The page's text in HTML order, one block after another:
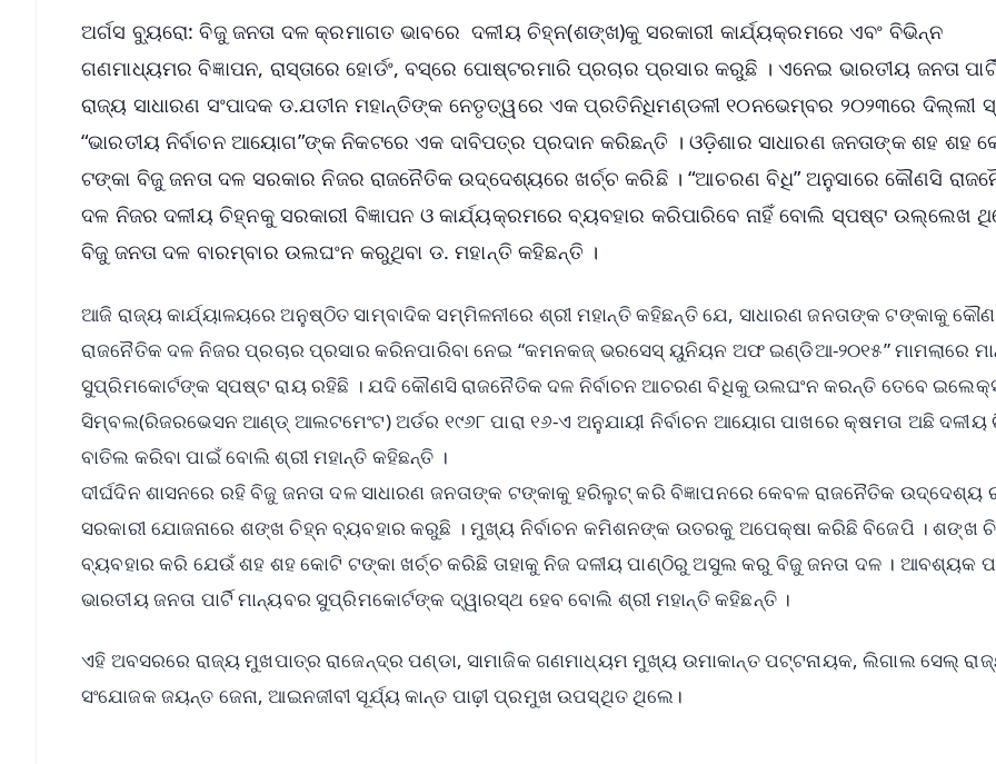
ଅର୍ଗସ ବ୍ୟୁରୋ: ବିଜୁ ଜନତା ଦଳ କ୍ରମାଗତ ଭାବରେ ଦଳୀୟ ଚିହ୍ନ(ଶଙ୍ଖ)କୁ ସରକାରୀ କାର୍ଯ୍ୟକ୍ରମରେ ଏବଂ ବିଭିନ୍ନ
ଗଣମାଧ୍ୟମର ବିଜ୍ଞାପନ, ରାସ୍ତାରେ ହୋର୍ଡଂ, ବସ୍‌ରେ ପୋଷ୍ଟରମାରି ପ୍ରଚାର ପ୍ରସାର କରୁଛି । ଏନେଇ ଭାରତୀୟ ଜନତା
ରାଜ୍ୟ ସାଧାରଣ ସଂପାଦକ ଡ.ଯତୀନ ମହାନ୍ତିଙ୍କ ନେତୃତ୍ୱରେ ଏକ ପ୍ରତିନିଧିମଣ୍ଡଳୀ ୧୦ନଭେମ୍ବର ୨୦୨୩ରେ ଦିଲ୍ଲୀ
“ଭାରତୀୟ ନିର୍ବାଚନ ଆୟୋଗ”ଙ୍କ ନିକଟରେ ଏକ ଦାବିପତ୍ର ପ୍ରଦାନ କରିଛନ୍ତି । ଓଡ଼ିଶାର ସାଧାରଣ ଜନତାଙ୍କ ଶହ ଶହ
ଟଙ୍କା ବିଜୁ ଜନତା ଦଳ ସରକାର ନିଜର ରାଜନୈତିକ ଉଦ୍ଦେଶ୍ୟରେ ଖର୍ଚ୍ଚ କରିଛି । “ଆଚରଣ ବିଧି” ଅନୁସାରେ କୌଣସି
ଦଳ ନିଜର ଦଳୀୟ ଚିହ୍ନକୁ ସରକାରୀ ବିଜ୍ଞାପନ ଓ କାର୍ଯ୍ୟକ୍ରମରେ ବ୍ୟବହାର କରିପାରିବେ ନାହିଁ ବୋଲି ସ୍ପଷ୍ଟ ଉଲ୍ଲେଖ
ବିଜୁ ଜନତା ଦଳ ବାରମ୍ବାର ଉଲଘଂନ କରୁଥିବା ଡ. ମହାନ୍ତି କହିଛନ୍ତି ।
ଆଜି ରାଜ୍ୟ କାର୍ଯ୍ୟାଳୟରେ ଅନୁଷ୍ଠିତ ସାମ୍ବାଦିକ ସମ୍ମିଳନୀରେ ଶ୍ରୀ ମହାନ୍ତି କହିଛନ୍ତି ଯେ, ସାଧାରଣ ଜନତାଙ୍କ ଟଙ୍କାକୁ
ରାଜନୈତିକ ଦଳ ନିଜର ପ୍ରଚାର ପ୍ରସାର କରିନପାରିବା ନେଇ “କମନକଜ୍ ଭରସେସ୍ ୟୁନିୟନ ଅଫ ଇଣ୍ଡିଆ-୨୦୧୫” ମାମଲାରେ
ସୁପ୍ରିମକୋର୍ଟଙ୍କ ସ୍ପଷ୍ଟ ରାୟ ରହିଛି । ଯଦି କୌଣସି ରାଜନୈତିକ ଦଳ ନିର୍ବାଚନ ଆଚରଣ ବିଧିକୁ ଉଲଘଂନ କରନ୍ତି ତେବେ
ସିମ୍ବଲ(ରିଜରଭେସନ ଆଣ୍ଡ୍ ଆଲଟମେଂଟ) ଅର୍ଡର ୧୯୬୮ ପାରା ୧୬-ଏ ଅନୁଯାୟୀ ନିର୍ବାଚନ ଆୟୋଗ ପାଖରେ କ୍ଷମତା ଅଛି ଦଳୀୟ
ବାତିଲ କରିବା ପାଇଁ ବୋଲି ଶ୍ରୀ ମହାନ୍ତି କହିଛନ୍ତି ।
ଦୀର୍ଘଦିନ ଶାସନରେ ରହି ବିଜୁ ଜନତା ଦଳ ସାଧାରଣ ଜନତାଙ୍କ ଟଙ୍କାକୁ ହରିଲୁଟ୍ କରି ବିଜ୍ଞାପନରେ କେବଳ ରାଜନୈତିକ ଉଦ୍ଦେଶ୍ୟ
ସରକାରୀ ଯୋଜନାରେ ଶଙ୍ଖ ଚିହ୍ନ ବ୍ୟବହାର କରୁଛି । ମୁଖ୍ୟ ନିର୍ବାଚନ କମିଶନଙ୍କ ଉତରକୁ ଅପେକ୍ଷା କରିଛି ବିଜେପି । ଶଙ୍ଖ
ବ୍ୟବହାର କରି ଯେଉଁ ଶହ ଶହ କୋଟି ଟଙ୍କା ଖର୍ଚ୍ଚ କରିଛି ତାହାକୁ ନିଜ ଦଳୀୟ ପାଣ୍ଠିରୁ ଅସୁଲ କରୁ ବିଜୁ ଜନତା ଦଳ । ଆବଶ୍ୟକ
ଭାରତୀୟ ଜନତା ପାର୍ଟି ମାନ୍ୟବର ସୁପ୍ରିମକୋର୍ଟଙ୍କ ଦ୍ୱାରସ୍ଥ ହେବ ବୋଲି ଶ୍ରୀ ମହାନ୍ତି କହିଛନ୍ତି ।
ଏହି ଅବସରରେ ରାଜ୍ୟ ମୁଖପାତ୍ର ରାଜେନ୍ଦ୍ର ପଣ୍ଡା, ସାମାଜିକ ଗଣମାଧ୍ୟମ ମୁଖ୍ୟ ଉମାକାନ୍ତ ପଟ୍ଟନାୟକ, ଲିଗାଲ ସେଲ୍
ସଂଯୋଜକ ଜୟନ୍ତ ଜେନା, ଆଇନଜୀବୀ ସୂର୍ଯ୍ୟ କାନ୍ତ ପାଢ଼ୀ ପ୍ରମୁଖ ଉପସ୍ଥିତ ଥିଲେ।